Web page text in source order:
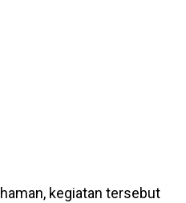
kegiatan tersebut